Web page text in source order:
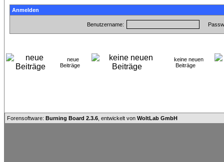
Anmelden
Benutzername:
neue
Beiträge
keine neuen
Beiträge
Forensoftware: Burning Board 2.3.6 , entwickelt von WoltLab GmbH